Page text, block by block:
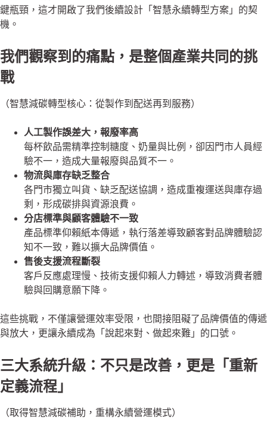
鍵瓶頸，這才開啟了我們後續設計「智慧永續轉型方案」的契
機。
我們觀察到的痛點，是整個產業共同的挑
戰
（智慧減碳轉型核心：從製作到配送再到服務）
人工製作誤差大，報廢率高
每杯飲品需精準控制糖度、奶量與比例，卻因門市人員經
驗不一，造成大量報廢與品質不一。
物流與庫存缺乏整合
各門市獨立叫貨、缺乏配送協調，造成重複運送與庫存過
剩，形成碳排與資源浪費。
分店標準與顧客體驗不一致
產品標準仰賴紙本傳遞，執行落差導致顧客對品牌體驗認
知不一致，難以擴大品牌價值。
售後支援流程斷裂
客戶反應處理慢、技術支援仰賴人力轉述，導致消費者體
驗與回購意願下降。
這些挑戰，不僅讓營運效率受限，也間接阻礙了品牌價值的傳遞
與放大，更讓永續成為「說起來對、做起來難」的口號。
三大系統升級：不只是改善，更是「重新
定義流程」
（取得智慧減碳補助，重構永續營運模式）